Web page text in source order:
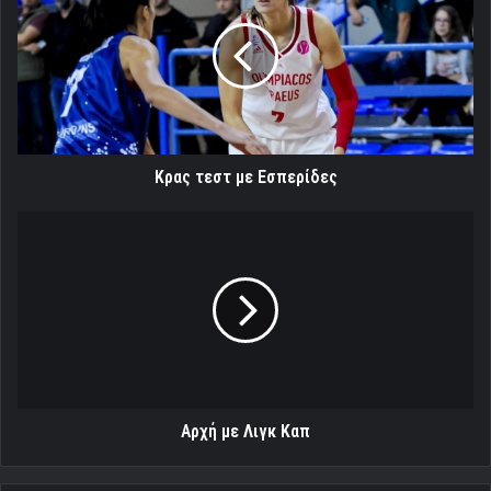
με
Εσπερίδες
Κρας τεστ με Εσπερίδες
Αρχή με Λιγκ Καπ